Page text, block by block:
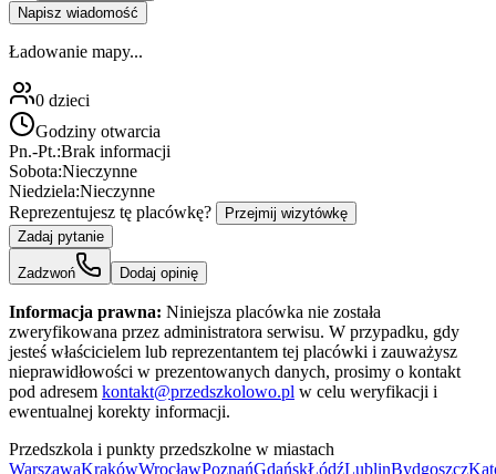
Napisz wiadomość
Ładowanie mapy...
0 dzieci
Godziny otwarcia
Pn.-Pt.:Brak informacji
Sobota:Nieczynne
Niedziela:Nieczynne
Reprezentujesz tę placówkę?
Przejmij wizytówkę
Zadaj pytanie
Zadzwoń Dodaj opinię
Informacja prawna: Niniejsza placówka nie została
zweryfikowana przez administratora serwisu. W przypadku, gdy
jesteś właścicielem lub reprezentantem tej placówki i zauważysz
nieprawidłowości w prezentowanych danych, prosimy o kontakt
pod adresem kontakt@przedszkolowo.pl w celu weryfikacji i
ewentualnej korekty informacji.
Przedszkola i punkty przedszkolne w miastach
WarszawaKrakówWrocławPoznańGdańskŁódźLublinBydgoszcz